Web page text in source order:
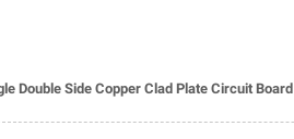
Double Side Copper Clad Plate Circuit Board